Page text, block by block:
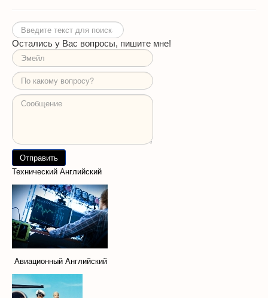
Искать...
Остались у Вас вопросы, пишите мне!
Технический Английский
Авиационный Английский